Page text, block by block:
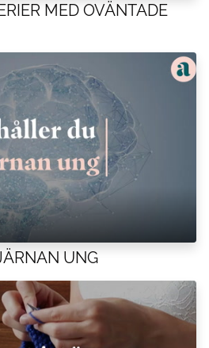
MED OVÄNTADE
UNG